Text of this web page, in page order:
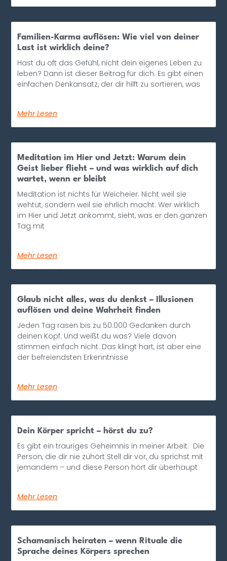
Familien-Karma auflösen: Wie viel von deiner
Last ist wirklich deine?
Hast du oft das Gefühl, nicht dein eigenes Leben zu
leben? Dann ist dieser Beitrag für dich. Es gibt einen
einfachen Denkansatz, der dir hilft zu sortieren, was
Mehr Lesen
Meditation im Hier und Jetzt: Warum dein
Geist lieber flieht – und was wirklich auf dich
wartet, wenn er bleibt
Meditation ist nichts für Weicheier. Nicht weil sie
wehtut, sondern weil sie ehrlich macht. Wer wirklich
im Hier und Jetzt ankommt, sieht, was er den ganzen
Tag mit
Mehr Lesen
Glaub nicht alles, was du denkst – Illusionen
auflösen und deine Wahrheit finden
Jeden Tag rasen bis zu 50.000 Gedanken durch
deinen Kopf. Und weißt du was? Viele davon
stimmen einfach nicht. Das klingt hart, ist aber eine
der befreiendsten Erkenntnisse
Mehr Lesen
Dein Körper spricht – hörst du zu?
Es gibt ein trauriges Geheimnis in meiner Arbeit. Die
Person, die dir nie zuhört Stell dir vor, du sprichst mit
jemandem – und diese Person hört dir überhaupt
Mehr Lesen
Schamanisch heiraten – wenn Rituale die
Sprache deines Körpers sprechen